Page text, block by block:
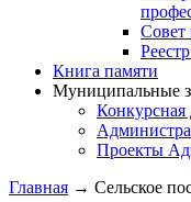
Совет
Книга памяти
Муниципальные
Конкурсная
Проекты
Главная → Сельское